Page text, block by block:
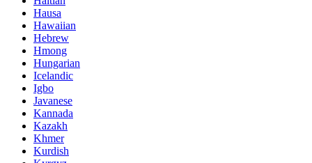
Hausa
Hawaiian
Hebrew
Hmong
Hungarian
Icelandic
Igbo
Javanese
Kannada
Kazakh
Khmer
Kurdish